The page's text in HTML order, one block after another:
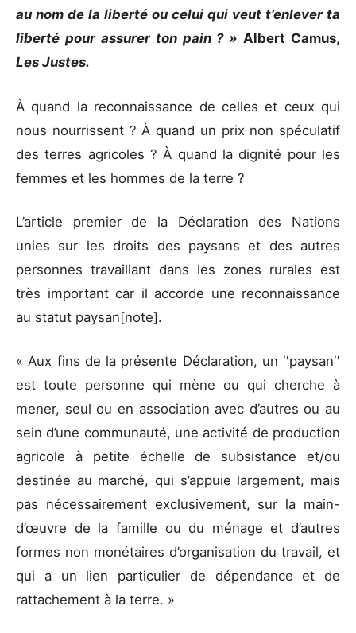
au nom de la liberté ou celui qui veut t’enlever ta
liberté pour assurer ton pain ? »Albert Camus,
Les Justes.
À quand la reconnaissance de celles et ceux qui
nous nourrissent ? À quand un prix non spéculatif
des terres agricoles ? À quand la dignité pour les
femmes et les hommes de la terre ?
L’article premier de la Déclaration des Nations
unies sur les droits des paysans et des autres
personnes travaillant dans les zones rurales est
très important car il accorde une reconnaissance
au statut paysan[note].
« Aux fins de la présente Déclaration, un ′′paysan′′
est toute personne qui mène ou qui cherche à
mener, seul ou en association avec d’autres ou au
sein d’une communauté, une activité de production
agricole à petite échelle de subsistance et/ou
destinée au marché, qui s’appuie largement, mais
pas nécessairement exclusivement, sur la main-
d’œuvre de la famille ou du ménage et d’autres
formes non monétaires d’organisation du travail, et
qui a un lien particulier de dépendance et de
rattachement à la terre. »